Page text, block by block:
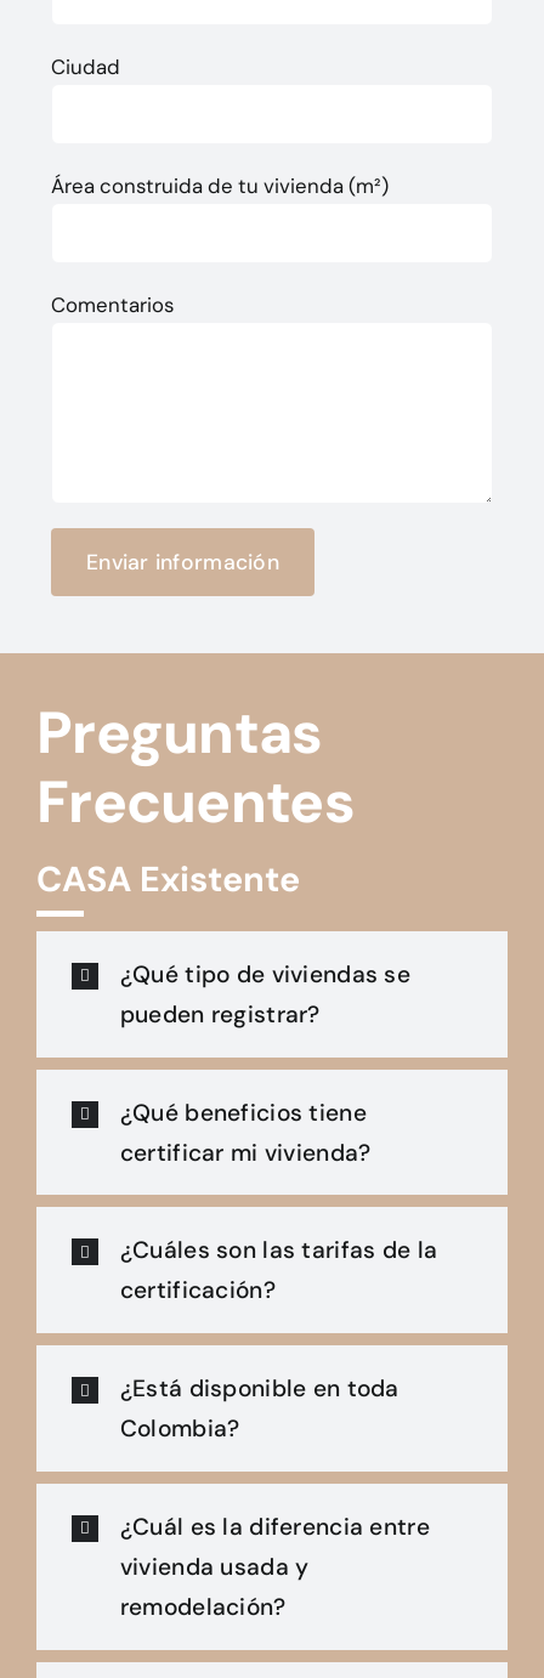
Ciudad
Área construida de tu vivienda (m²)
Comentarios
Preguntas
Frecuentes
CASA Existente
¿Qué tipo de viviendas se
pueden registrar?
¿Qué beneficios tiene
certificar mi vivienda?
¿Cuáles son las tarifas de la
certificación?
¿Está disponible en toda
Colombia?
¿Cuál es la diferencia entre
vivienda usada y
remodelación?